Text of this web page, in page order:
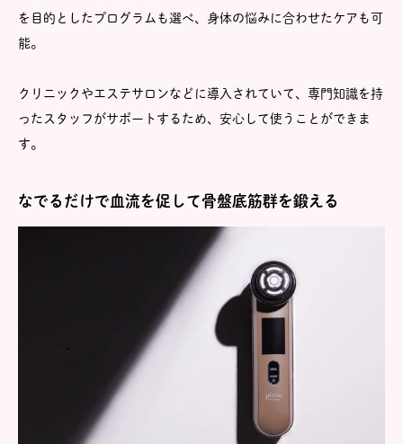
を目的としたプログラムも選べ、身体の悩みに合わせたケアも可
能。
クリニックやエステサロンなどに導入されていて、専門知識を持
ったスタッフがサポートするため、安心して使うことができま
す。
なでるだけで血流を促して骨盤底筋群を鍛える